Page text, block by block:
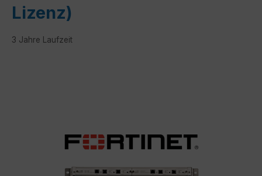
Lizenz)
3 Jahre Laufzeit